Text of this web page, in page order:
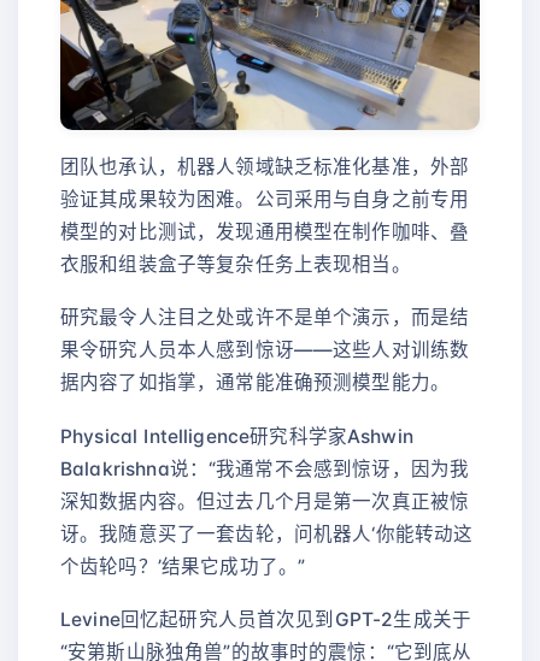
团队也承认，机器人领域缺乏标准化基准，外部
验证其成果较为困难。公司采用与自身之前专用
模型的对比测试，发现通用模型在制作咖啡、叠
衣服和组装盒子等复杂任务上表现相当。
研究最令人注目之处或许不是单个演示，而是结
果令研究人员本人感到惊讶——这些人对训练数
据内容了如指掌，通常能准确预测模型能力。
Physical Intelligence研究科学家Ashwin
Balakrishna说：“我通常不会感到惊讶，因为我
深知数据内容。但过去几个月是第一次真正被惊
讶。我随意买了一套齿轮，问机器人‘你能转动这
个齿轮吗？’结果它成功了。”
Levine回忆起研究人员首次见到GPT-2生成关于
“安第斯山脉独角兽”的故事时的震惊：“它到底从